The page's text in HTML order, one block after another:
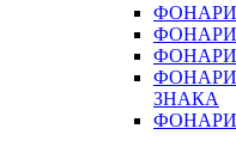
ЗНАКА